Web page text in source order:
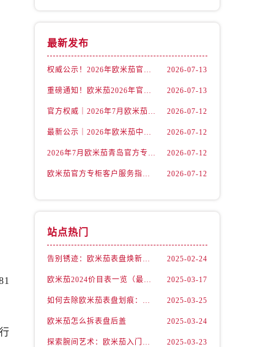
最新发布
权威公示！2026年欧米茄官方专柜金华客户服务热线已更新（7月核实） 2026-07-13
重磅通知！欧米茄2026年官方专柜客户服务升级｜7月起金华专柜信息及联络热线全新公示 2026-07-13
官方权威｜2026年7月欧米茄邯郸专柜客户服务电话及信息大全 2026-07-12
最新公示｜2026年欧米茄中国官方专柜客户电话及专柜名录7月更新 2026-07-12
2026年7月欧米茄青岛官方专柜｜权威客户服务核验攻略与联络热线公告 2026-07-12
欧米茄官方专柜客户服务指南｜赣州门店信息+官方热线全公开（2026年7月最新） 2026-07-12
站点热门
告别锈迹：欧米茄表盘焕新指南 2025-02-24
欧米茄2024价目表一览（最新款式与价格解析） 2025-03-17
如何去除欧米茄表盘划痕：实用技巧分享 2025-03-25
欧米茄怎么拆表盘后盖 2025-03-24
探索腕间艺术：欧米茄入门级系列详尽指南 2025-03-23